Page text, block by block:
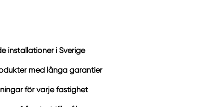
installationer i Sverige
med långa garantier
för varje fastighet